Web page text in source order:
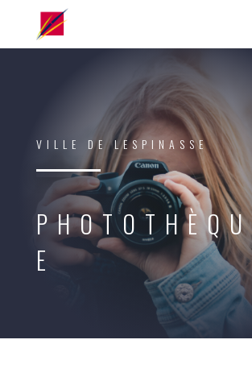
VILLE DE LESPINASSE
PHOTOTHÈQU
E